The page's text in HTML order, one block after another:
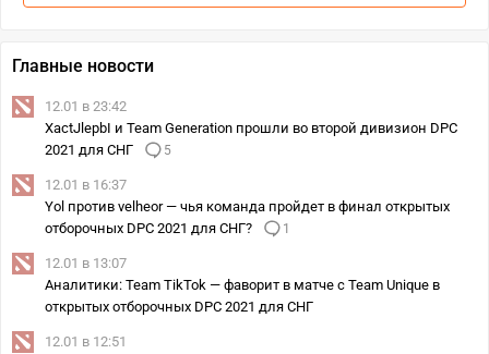
Главные новости
12.01 в 23:42
XactJlepbI и Team Generation прошли во второй дивизион DPC
2021 для СНГ
5
12.01 в 16:37
Yol против velheor — чья команда пройдет в финал открытых
отборочных DPC 2021 для СНГ?
1
12.01 в 13:07
Аналитики: Team TikTok — фаворит в матче с Team Unique в
открытых отборочных DPC 2021 для СНГ
12.01 в 12:51